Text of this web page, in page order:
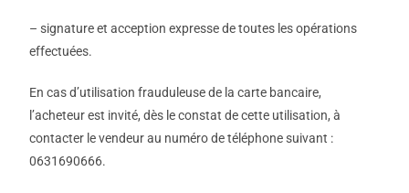
– signature et acception expresse de toutes les opérations
effectuées.
En cas d’utilisation frauduleuse de la carte bancaire,
l’acheteur est invité, dès le constat de cette utilisation, à
contacter le vendeur au numéro de téléphone suivant :
0631690666.